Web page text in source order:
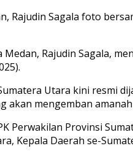
Rajudin Sagala foto
Rajudin Sagala,
Utara kini resmi
akan mengemban
Perwakilan Provinsi
Kepala Daerah se-